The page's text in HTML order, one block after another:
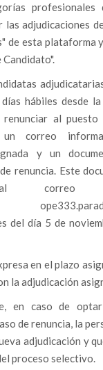
profesionales
las adjudicaciones
de esta plataforma
Candidato".
hábiles desde
renunciar al puesto
un correo
y un
renuncia. Este
al
del día 5 de
en el plazo
la adjudicación
en caso de
de renuncia, la
adjudicación y
proceso selectivo.